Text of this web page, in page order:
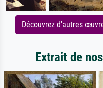
Découvrez d'autres
Extrait de